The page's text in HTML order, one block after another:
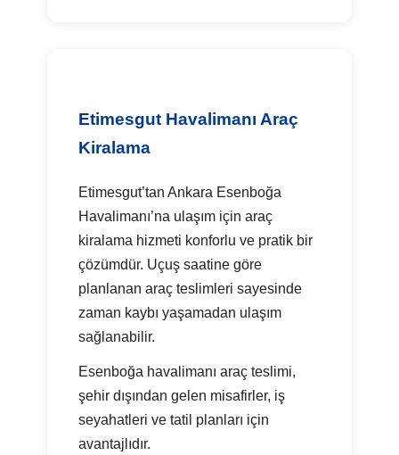
Etimesgut Havalimanı Araç
Kiralama
Etimesgut’tan Ankara Esenboğa
Havalimanı’na ulaşım için araç
kiralama hizmeti konforlu ve pratik bir
çözümdür. Uçuş saatine göre
planlanan araç teslimleri sayesinde
zaman kaybı yaşamadan ulaşım
sağlanabilir.
Esenboğa havalimanı araç teslimi,
şehir dışından gelen misafirler, iş
seyahatleri ve tatil planları için
avantajlıdır.